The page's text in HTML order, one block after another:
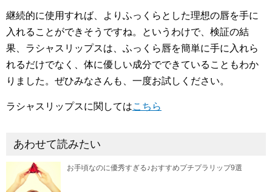
継続的に使用すれば、よりふっくらとした理想の唇を手に
入れることができそうですね。というわけで、検証の結
果、ラシャスリップスは、ふっくら唇を簡単に手に入れら
れるだけでなく、体に優しい成分でできていることもわか
りました。ぜひみなさんも、一度お試しください。
ラシャスリップスに関してはこちら
あわせて読みたい
お手頃なのに優秀すぎる♪おすすめプチプラリップ9選